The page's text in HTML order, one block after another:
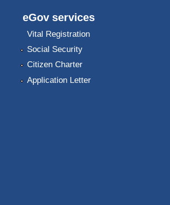
eGov services
Vital Registration
Social Security
Citizen Charter
Application Letter